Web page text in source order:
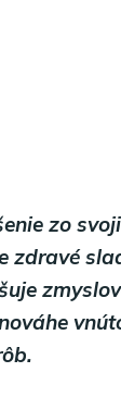
zo
zdravé